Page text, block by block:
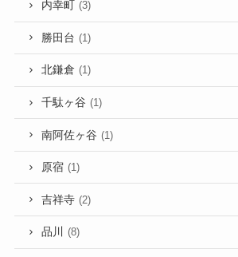
内幸町 (3)
勝田台 (1)
北鎌倉 (1)
千駄ヶ谷 (1)
南阿佐ヶ谷 (1)
原宿 (1)
吉祥寺 (2)
品川 (8)